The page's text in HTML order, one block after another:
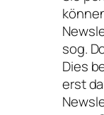
sog.
Dies
erst